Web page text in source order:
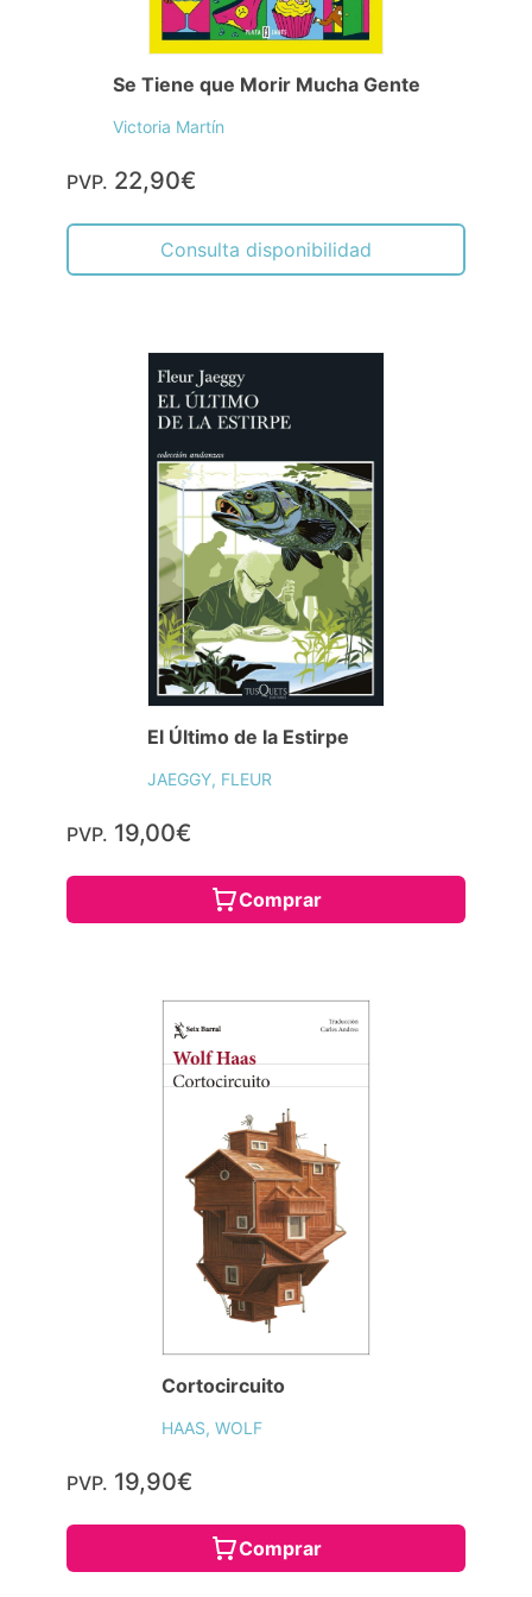
Se Tiene que Morir Mucha Gente
Victoria Martín
PVP. 22,90€
Consulta disponibilidad
El Último de la Estirpe
JAEGGY, FLEUR
PVP. 19,00€
Comprar
Cortocircuito
HAAS, WOLF
PVP. 19,90€
Comprar